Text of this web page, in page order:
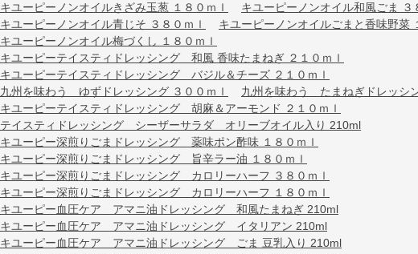
キユーピーノンオイルきざみ玉葱 １８０ｍｌ
キユーピーノンオイル和風ごま ３
キユーピーノンオイル青じそ ３８０ｍｌ
キユーピーノンオイルごまと香味野菜
キユーピーノンオイル梅づくし １８０ｍｌ
キユーピーテイスティドレッシング 和風 香味たまねぎ ２１０ｍｌ
キユーピーテイスティドレッシング バジル＆チーズ ２１０ｍｌ
九州を味わう ゆずドレッシング ３００ｍｌ
九州を味わう たまねぎドレッシ
キユーピーテイスティドレッシング 胡麻＆アーモンド ２１０ｍｌ
テイスティドレッシング シーザーサラダ オリーブオイル入り 210ml
キユーピー深煎りごまドレッシング 薬味ポン酢味 １８０ｍｌ
キユーピー深煎りごまドレッシング 旨辛ラー油 １８０ｍｌ
キユーピー深煎りごまドレッシング カロリーハーフ ３８０ｍｌ
キユーピー深煎りごまドレッシング カロリーハーフ １８０ｍｌ
キユーピー血圧ケア アマニ油ドレッシング 和風たまねぎ 210ml
キユーピー血圧ケア アマニ油ドレッシング イタリアン 210ml
キユーピー血圧ケア アマニ油ドレッシング ごま 豆乳入り 210ml